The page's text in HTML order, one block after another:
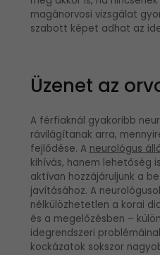
magánorvosi vizsgálat
szabott képet adhat az
Üzenet az
A férfiaknál gyakoribb
rávilágítanak arra,
fejlődése. A neurológus
kihívás, hanem lehetőség
aktívan hozzájáruljunk a
javításához. A
nélkülözhetetlen a korai
és a megelőzésben –
idegrendszeri
kockázatok sokszor